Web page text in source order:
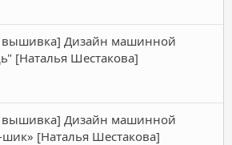
Дизайн машинной
[Наталья Шестакова]
Дизайн машинной
[Наталья Шестакова]